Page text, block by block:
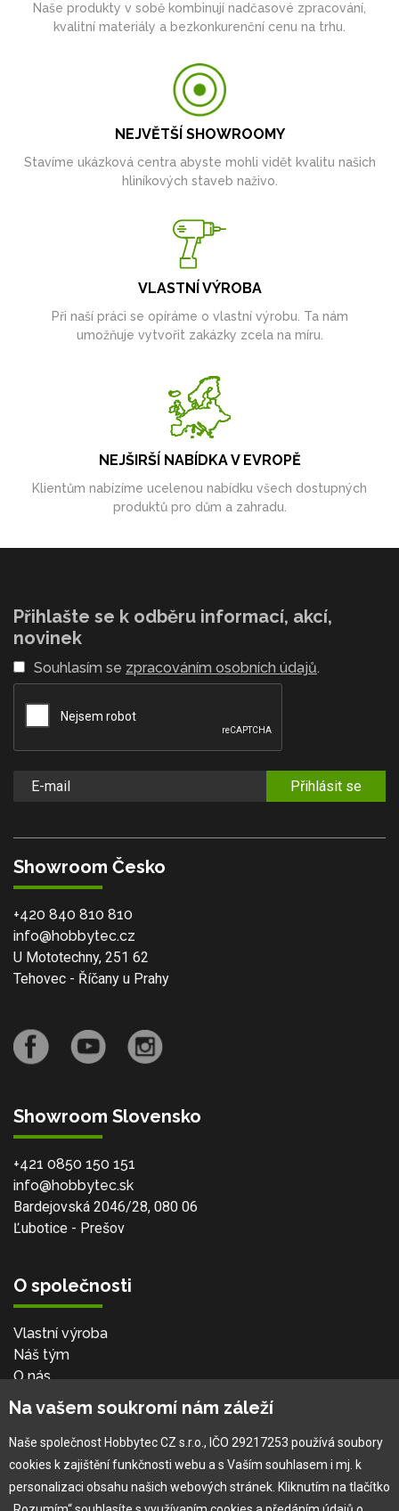
Naše produkty v sobě kombinují nadčasové zpracování,
kvalitní materiály a bezkonkurenční cenu na trhu.
NEJVĚTŠÍ SHOWROOMY
Stavíme ukázková centra abyste mohli vidět kvalitu našich
hliníkových staveb naživo.
VLASTNÍ VÝROBA
Při naší práci se opíráme o vlastní výrobu. Ta nám
umožňuje vytvořit zakázky zcela na míru.
NEJŠIRŠÍ NABÍDKA V EVROPĚ
Klientům nabízíme ucelenou nabídku všech dostupných
produktů pro dům a zahradu.
Přihlašte se k odběru informací, akcí,
novinek
Souhlasím se zpracováním osobních údajů.
Přihlásit se
Showroom Česko
+420 840 810 810
info@hobbytec.cz
U Mototechny, 251 62
Tehovec - Říčany u Prahy
Showroom Slovensko
+421 0850 150 151
info@hobbytec.sk
Bardejovská 2046/28, 080 06
Ľubotice - Prešov
O společnosti
Vlastní výroba
Náš tým
O nás
Pro zákazníka
Obchodní podmínky
Věrnostní program
Na vašem soukromí nám záleží
Naše společnost Hobbytec CZ s.r.o., IČO 29217253 používá soubory
cookies k zajištění funkčnosti webu a s Vaším souhlasem i mj. k
personalizaci obsahu našich webových stránek. Kliknutím na tlačítko